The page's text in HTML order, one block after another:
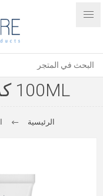
100ML كريم المقشر للوجه
الرئيسية